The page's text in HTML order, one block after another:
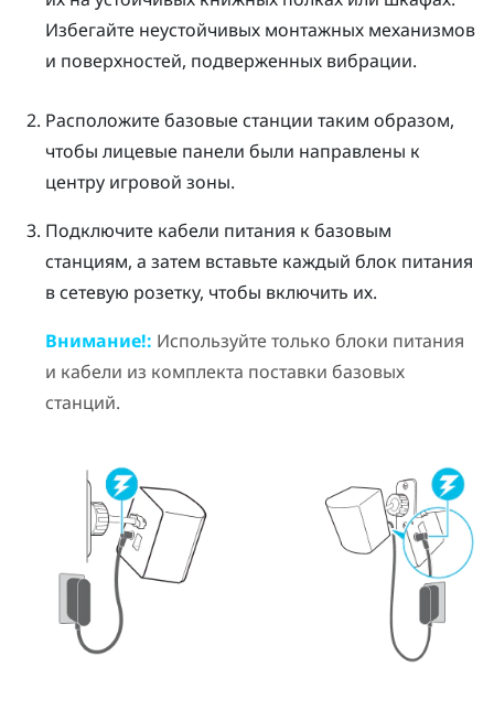
Избегайте неустойчивых монтажных механизмов
и поверхностей, подверженных вибрации.
Расположите базовые станции таким образом,
чтобы лицевые панели были направлены к
центру игровой зоны.
Подключите кабели питания к базовым
станциям, а затем вставьте каждый блок питания
в сетевую розетку, чтобы включить их.
Внимание!: Используйте только блоки питания
и кабели из комплекта поставки базовых
станций.